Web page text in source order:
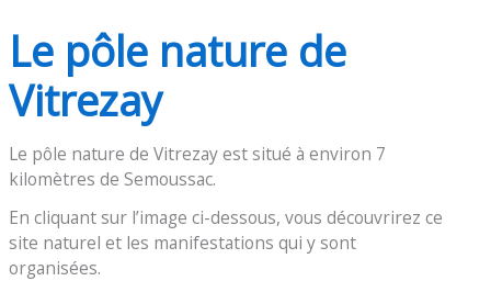
Le pôle nature de
Vitrezay
Le pôle nature de Vitrezay est situé à environ 7
kilomètres de Semoussac.
En cliquant sur l’image ci-dessous, vous découvrirez ce
site naturel et les manifestations qui y sont
organisées.